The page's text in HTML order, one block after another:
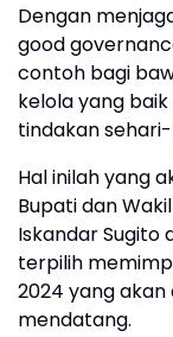
Dengan
good
contoh bagi
kelola yang
tindakan
Hal inilah yang
Bupati dan
Iskandar Sugito
terpilih
2024 yang
mendatang.